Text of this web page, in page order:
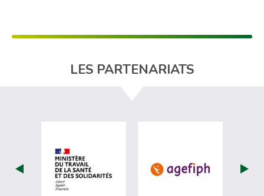
LES PARTENARIATS
visiter les site de Ministère du travail
visiter les